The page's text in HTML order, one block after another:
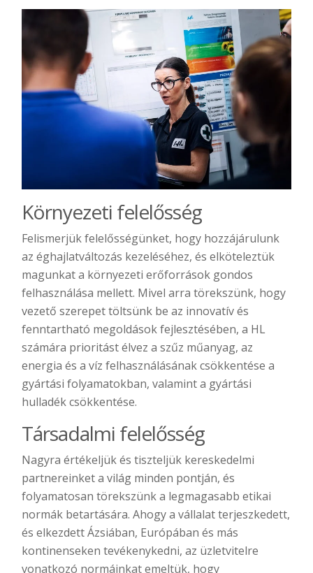
Környezeti felelősség
Felismerjük felelősségünket, hogy hozzájárulunk
az éghajlatváltozás kezeléséhez, és elköteleztük
magunkat a környezeti erőforrások gondos
felhasználása mellett. Mivel arra törekszünk, hogy
vezető szerepet töltsünk be az innovatív és
fenntartható megoldások fejlesztésében, a HL
számára prioritást élvez a szűz műanyag, az
energia és a víz felhasználásának csökkentése a
gyártási folyamatokban, valamint a gyártási
hulladék csökkentése.
Társadalmi felelősség
Nagyra értékeljük és tiszteljük kereskedelmi
partnereinket a világ minden pontján, és
folyamatosan törekszünk a legmagasabb etikai
normák betartására. Ahogy a vállalat terjeszkedett,
és elkezdett Ázsiában, Európában és más
kontinenseken tevékenykedni, az üzletvitelre
vonatkozó normáinkat emeltük, hogy